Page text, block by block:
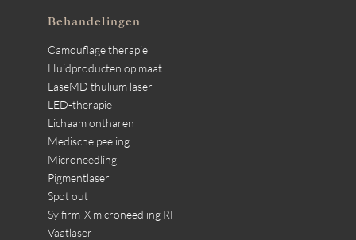
Behandelingen
Camouflage therapie
Huidproducten op maat
LaseMD thulium laser
LED-therapie
Lichaam ontharen
Medische peeling
Microneedling
Pigmentlaser
Spot out
Sylfirm-X microneedling RF
Vaatlaser